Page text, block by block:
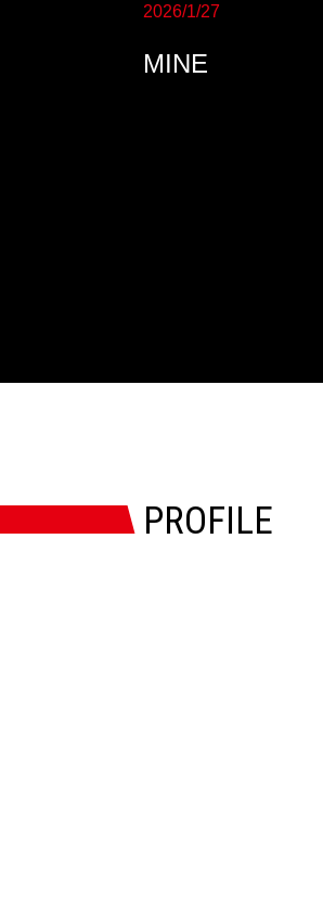
2026/1/27
MINE
PROFILE